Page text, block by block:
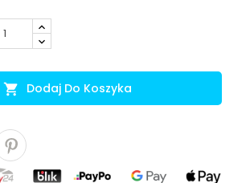
 Dodaj Do Koszyka